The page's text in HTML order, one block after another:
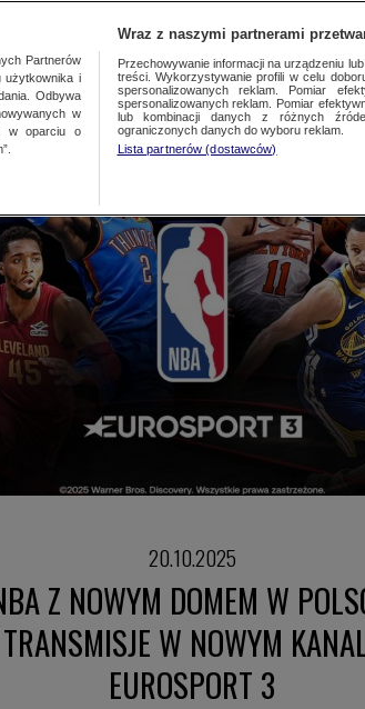
MEDIA
20.10.2025
Z NOWYM DOMEM W
TRANSMISJE W NOWYM
EUROSPORT 3
Partnerów
użytkownika i
Odbywa
w
w oparciu o
Wraz z naszymi partnerami
Przechowywanie informacji na urządzeniu
treści. Wykorzystywanie profili w celu
spersonalizowanych reklam. Pomiar
spersonalizowanych reklam. Pomiar
lub kombinacji danych z różnych
ograniczonych danych do wyboru reklam.
Lista partnerów (dostawców)